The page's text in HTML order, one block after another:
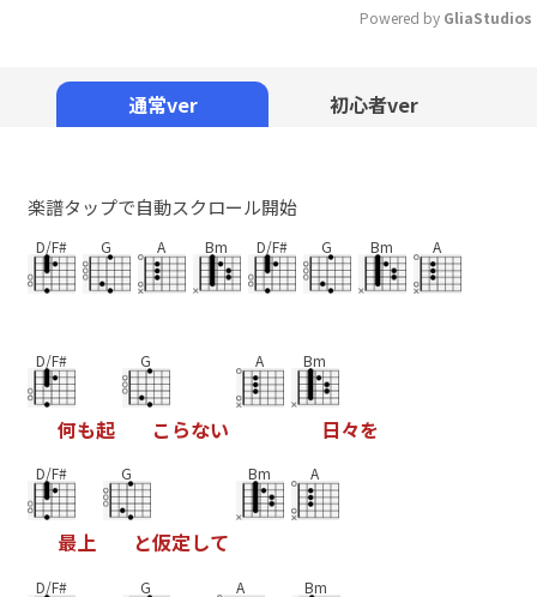
Powered by GliaStudios
通常ver 初心者ver
楽譜タップで自動スクロール開始
D/F# G A Bm D/F# G Bm A
D/F#
何も起
G
こ らない
A Bm
日々を
D/F#
最上
G
と仮定して
Bm A
D/F# G A Bm